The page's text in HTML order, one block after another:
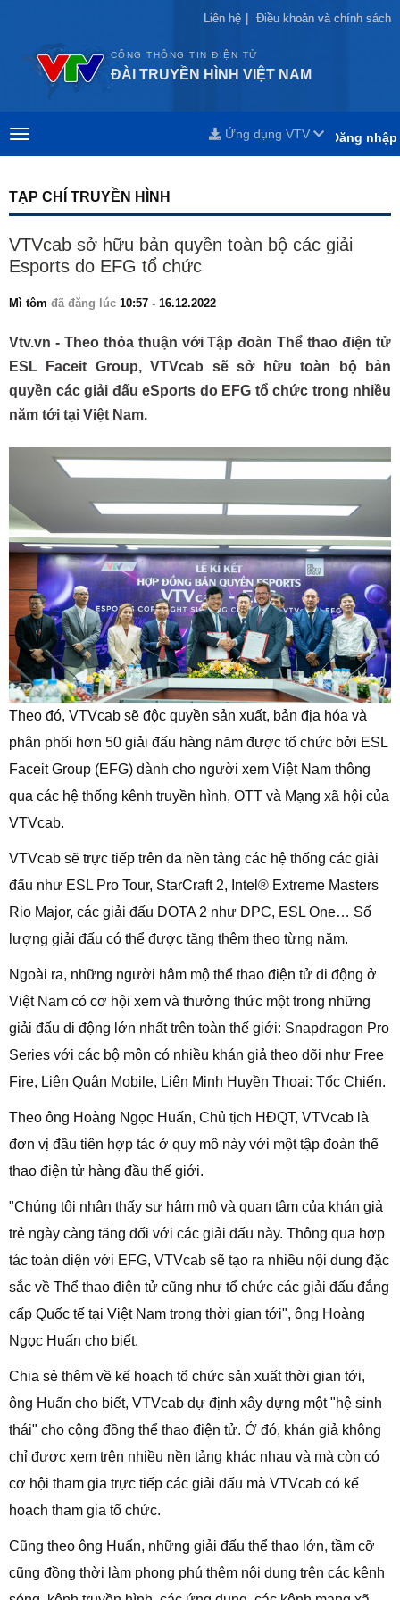
Liên hệ Điều khoản và chính sách
Liên hệ Điều khoản và chính sách
CỔNG THÔNG TIN ĐIỆN TỬ
ĐÀI TRUYỀN HÌNH VIỆT NAM
Đăng nhập
Ứng dụng VTV
TẠP CHÍ TRUYỀN HÌNH
VTVcab sở hữu bản quyền toàn bộ các giải
Esports do EFG tổ chức
Mì tôm đã đăng lúc 10:57 - 16.12.2022
Vtv.vn - Theo thỏa thuận với Tập đoàn Thể thao điện tử
ESL Faceit Group, VTVcab sẽ sở hữu toàn bộ bản
quyền các giải đấu eSports do EFG tổ chức trong nhiều
năm tới tại Việt Nam.
Theo đó, VTVcab sẽ độc quyền sản xuất, bản địa hóa và
phân phối hơn 50 giải đấu hàng năm được tổ chức bởi ESL
Faceit Group (EFG) dành cho người xem Việt Nam thông
qua các hệ thống kênh truyền hình, OTT và Mạng xã hội của
VTVcab.
VTVcab sẽ trực tiếp trên đa nền tảng các hệ thống các giải
đấu như ESL Pro Tour, StarCraft 2, Intel® Extreme Masters
Rio Major, các giải đấu DOTA 2 như DPC, ESL One… Số
lượng giải đấu có thể được tăng thêm theo từng năm.
Ngoài ra, những người hâm mộ thể thao điện tử di động ở
Việt Nam có cơ hội xem và thưởng thức một trong những
giải đấu di động lớn nhất trên toàn thế giới: Snapdragon Pro
Series với các bộ môn có nhiều khán giả theo dõi như Free
Fire, Liên Quân Mobile, Liên Minh Huyền Thoại: Tốc Chiến.
Theo ông Hoàng Ngọc Huấn, Chủ tịch HĐQT, VTVcab là
đơn vị đầu tiên hợp tác ở quy mô này với một tập đoàn thể
thao điện tử hàng đầu thế giới.
"Chúng tôi nhận thấy sự hâm mộ và quan tâm của khán giả
trẻ ngày càng tăng đối với các giải đấu này. Thông qua hợp
tác toàn diện với EFG, VTVcab sẽ tạo ra nhiều nội dung đặc
sắc về Thể thao điện tử cũng như tổ chức các giải đấu đẳng
cấp Quốc tế tại Việt Nam trong thời gian tới", ông Hoàng
Ngọc Huấn cho biết.
Chia sẻ thêm về kế hoạch tổ chức sản xuất thời gian tới,
ông Huấn cho biết, VTVcab dự định xây dựng một "hệ sinh
thái" cho cộng đồng thể thao điện tử. Ở đó, khán giả không
chỉ được xem trên nhiều nền tảng khác nhau và mà còn có
cơ hội tham gia trực tiếp các giải đấu mà VTVcab có kế
hoạch tham gia tổ chức.
Cũng theo ông Huấn, những giải đấu thể thao lớn, tầm cỡ
cũng đồng thời làm phong phú thêm nội dung trên các kênh